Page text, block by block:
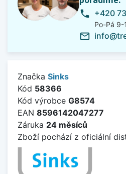
phone +420
Po-Pá 9-
mail_outline
Značka Sinks
Kód 58366
Kód výrobce G8574
EAN 8596142047277
Záruka 24 měsíců
Zboží pochází z oficiální